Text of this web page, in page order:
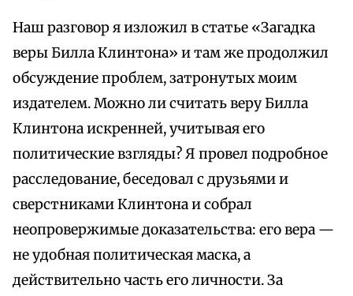
Наш разговор я изложил в статье «Загадка
веры Билла Клинтона» и там же продолжил
обсуждение проблем, затронутых моим
издателем. Можно ли считать веру Билла
Клинтона искренней, учитывая его
политические взгляды? Я провел подробное
расследование, беседовал с друзьями и
сверстниками Клинтона и собрал
неопровержимые доказательства: его вера —
не удобная политическая маска, а
действительно часть его личности. За